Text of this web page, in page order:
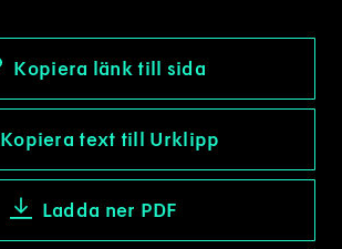
Kopiera länk till sida
Kopiera text till Urklipp
Ladda ner PDF